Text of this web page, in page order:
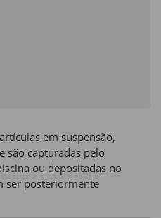
em suspensão,
são capturadas pelo
ou depositadas no
ser posteriormente